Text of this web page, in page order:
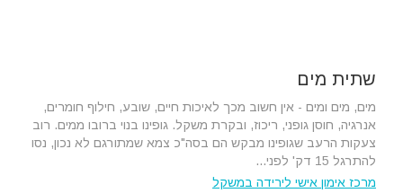
שתית מים
מים, מים ומים - אין חשוב מכך לאיכות חיים, שובע, חילוף חומרים,
אנרגיה, חוסן גופני, ריכוז, ובקרת משקל. גופינו בנוי ברובו ממים. רוב
צעקות הרעב שגופינו מבקש הם בסה"כ צמא שמתורגם לא נכון, נסו
להתרגל 15 דק' לפני...
מרכז אימון אישי לירידה במשקל